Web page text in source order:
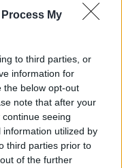
Process My
to third parties, or
information for
the below opt-out
note that after your
seeing
utilized by
third parties prior to
of the further
nie smakuje
ser żółty ,bo
mi też
SĄ WASZE
SMAKU
narzeczonej